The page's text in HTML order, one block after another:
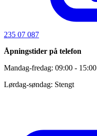
235 07 087
Åpningstider på telefon
Mandag-fredag: 09:00 - 15:00
Lørdag-søndag: Stengt